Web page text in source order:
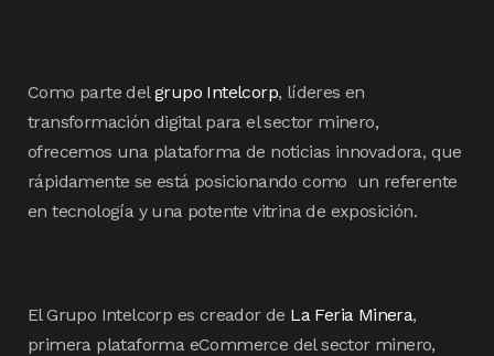
Como parte delgrupo Intelcorp, líderes en
transformación digital para el sector minero,
ofrecemos una plataforma de noticias innovadora, que
rápidamente se está posicionando como un referente
en tecnología y una potente vitrina de exposición.
El Grupo Intelcorp es creador de La Feria Minera,
primera plataforma eCommerce del sector minero,